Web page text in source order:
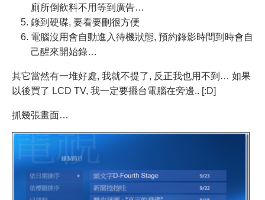
廁所倒飲料不用等到廣告…
錄到硬碟, 要看要刪很方便
電腦沒用會自動進入待機狀態, 預約錄影時間到時會自
己醒來開始錄…
其它當然有一堆好處, 我就不提了, 反正我也用不到… 如果
以後買了 LCD TV, 我一定要擺台電腦在旁邊.. [:D]
抓幾張畫面…